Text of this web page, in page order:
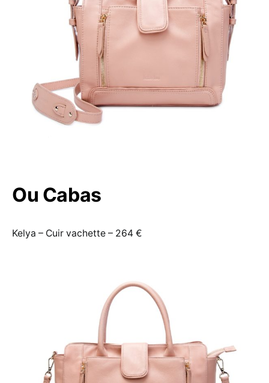
Ou Cabas
Kelya – Cuir vachette – 264 €